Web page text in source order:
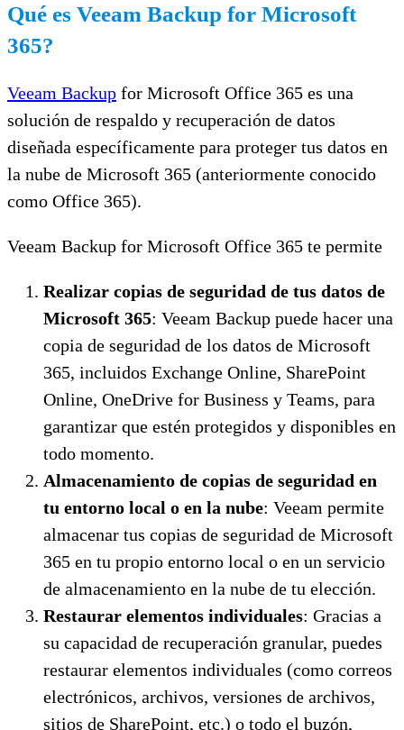
Qué es Veeam Backup for Microsoft
365?
Veeam Backup for Microsoft Office 365 es una
solución de respaldo y recuperación de datos
diseñada específicamente para proteger tus datos en
la nube de Microsoft 365 (anteriormente conocido
como Office 365).
Veeam Backup for Microsoft Office 365 te permite
Realizar copias de seguridad de tus datos de
Microsoft 365: Veeam Backup puede hacer una
copia de seguridad de los datos de Microsoft
365, incluidos Exchange Online, SharePoint
Online, OneDrive for Business y Teams, para
garantizar que estén protegidos y disponibles en
todo momento.
Almacenamiento de copias de seguridad en
tu entorno local o en la nube: Veeam permite
almacenar tus copias de seguridad de Microsoft
365 en tu propio entorno local o en un servicio
de almacenamiento en la nube de tu elección.
Restaurar elementos individuales: Gracias a
su capacidad de recuperación granular, puedes
restaurar elementos individuales (como correos
electrónicos, archivos, versiones de archivos,
sitios de SharePoint, etc.) o todo el buzón,